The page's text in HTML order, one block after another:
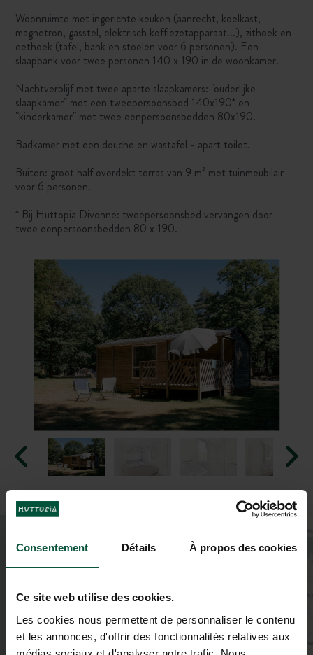
Consentement Détails À propos des cookies
Ce site web utilise des cookies.
Les cookies nous permettent de personnaliser le contenu
et les annonces, d'offrir des fonctionnalités relatives aux
Woonruimte met ingerichte keuken (aanrecht, koelkast,
magnetron, gasstel, elektrisch koffiezetapparaat...), zithoek en
eethoek (tafel, bank en stoelen voor 6 personen). Een
slaapbank voor twee personen 140 x 190 in de woonkamer.
Nachtverblijf met twee aparte slaapkamers: "ouderlijke
slaapkamer" met een tweepersoonsbed 140x190* en
"kinderkamer" met twee eenpersoonsbedden 80x190.
Badkamer met een douche en wastafel - apart toilet.
Buiten: groot half overdekt terras van 9 m² met tuinmeubilair
voor 6 personen.
* Bij Huttopia Divonne: tweepersoonsbed vervangen door
twee eenpersoonsbedden 80 x 190.
−